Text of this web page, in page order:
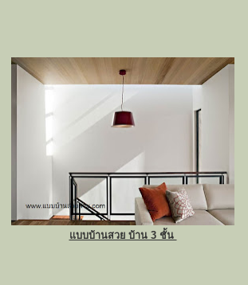
แบบบ้านสวย บ้าน 3 ชั้น